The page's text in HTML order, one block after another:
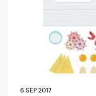
6 SEP 2017